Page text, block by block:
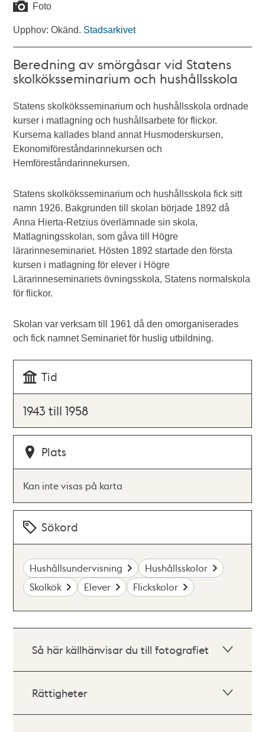
Foto
Upphov: Okänd. Stadsarkivet
Beredning av smörgåsar vid Statens
skolköksseminarium och hushållsskola
Statens skolköksseminarium och hushållsskola ordnade
kurser i matlagning och hushållsarbete för flickor.
Kurserna kallades bland annat Husmoderskursen,
Ekonomiföreståndarinnekursen och
Hemföreståndarinnekursen.
Statens skolköksseminarium och hushållsskola fick sitt
namn 1926. Bakgrunden till skolan började 1892 då
Anna Hierta-Retzius överlämnade sin skola,
Matlagningsskolan, som gåva till Högre
lärarinneseminariet. Hösten 1892 startade den första
kursen i matlagning för elever i Högre
Lärarinneseminariets övningsskola, Statens normalskola
för flickor.
Skolan var verksam till 1961 då den omorganiserades
och fick namnet Seminariet för huslig utbildning.
Tid
1943 till 1958
Plats
Kan inte visas på karta
Sökord
Hushållsundervisning
Hushållsskolor
Skolkök
Elever Flickskolor
Så här källhänvisar du till fotografiet
Rättigheter